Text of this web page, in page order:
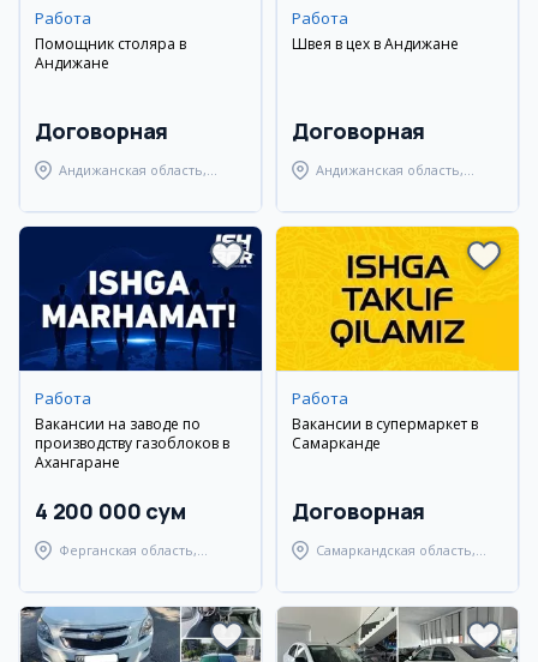
Работа
Помощник столяра в
Андижане
Договорная
Андижанская область,
Работа
Швея в цех в Андижане
Договорная
Андижанская область,
Работа
Вакансии на заводе по
производству газоблоков в
Ахангаране
4 200 000 сум
Ферганская область,
Работа
Вакансии в супермаркет в
Самарканде
Договорная
Самаркандская область,